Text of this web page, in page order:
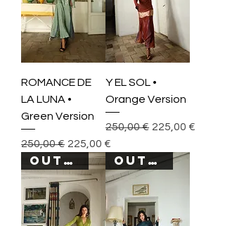
ROMANCE DE
LA LUNA •
Green Version
Precio
250,00 € Precio de oferta
225,00 €
Y EL SOL •
Orange Version
Precio
250,00 € Precio de
225,00 €
OUT OF STOCK OUT OF STOCK